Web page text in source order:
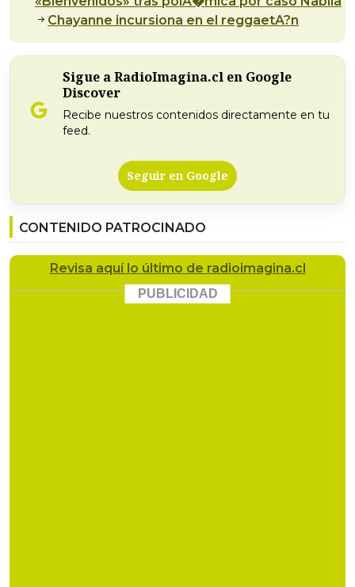
Chayanne incursiona en el reggaetA?n
Sigue a RadioImagina.cl en Google
Discover
Recibe nuestros contenidos directamente en tu
feed.
Seguir en Google
CONTENIDO PATROCINADO
Revisa aquí lo último de radioimagina.cl